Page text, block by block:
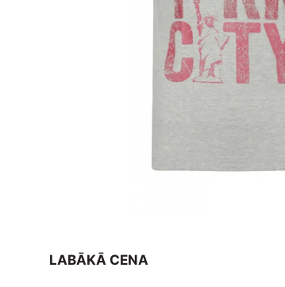
LABĀKĀ CENA